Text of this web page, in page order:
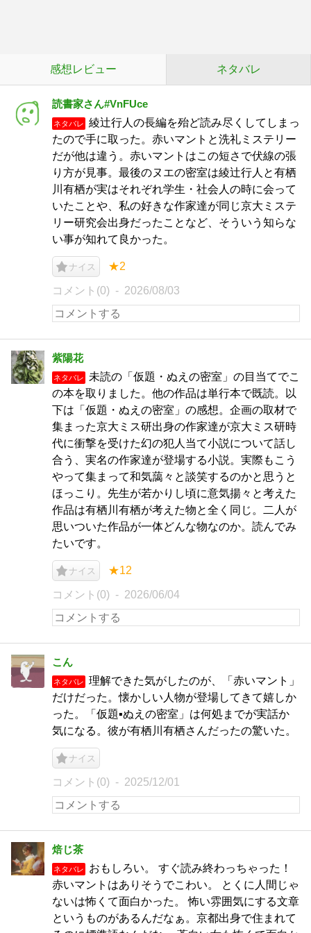
感想レビュー ネタバレ
読書家さん#VnFUce
ネタバレ
綾辻行人の長編を殆ど読み尽くしてしまっ
たので手に取った。赤いマントと洗礼ミステリー
だが他は違う。赤いマントはこの短さで伏線の張
り方が見事。最後のヌエの密室は綾辻行人と有栖
川有栖が実はそれぞれ学生・社会人の時に会って
いたことや、私の好きな作家達が同じ京大ミステ
リー研究会出身だったことなど、そういう知らな
い事が知れて良かった。
ナイス ★2
コメント(0) 2026/08/03
紫陽花
ネタバレ
未読の「仮題・ぬえの密室」の目当てでこ
の本を取りました。他の作品は単行本で既読。以
下は「仮題・ぬえの密室」の感想。企画の取材で
集まった京大ミス研出身の作家達が京大ミス研時
代に衝撃を受けた幻の犯人当て小説について話し
合う、実名の作家達が登場する小説。実際もこう
やって集まって和気藹々と談笑するのかと思うと
ほっこり。先生が若かりし頃に意気揚々と考えた
作品は有栖川有栖が考えた物と全く同じ。二人が
思いついた作品が一体どんな物なのか。読んでみ
たいです。
ナイス ★12
コメント(0) 2026/06/04
こん
ネタバレ
理解できた気がしたのが、「赤いマント」
だけだった。懐かしい人物が登場してきて嬉しか
った。「仮題▪️ぬえの密室」は何処までが実話か
気になる。彼が有栖川有栖さんだったの驚いた。
ナイス
コメント(0) 2025/12/01
焙じ茶
ネタバレ
おもしろい。 すぐ読み終わっちゃった！
赤いマントはありそうでこわい。 とくに人間じゃ
ないは怖くて面白かった。 怖い雰囲気にする文章
というものがあるんだなぁ。京都出身で住まれて